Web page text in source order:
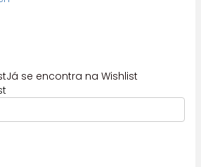
Já se encontra na Wishlist